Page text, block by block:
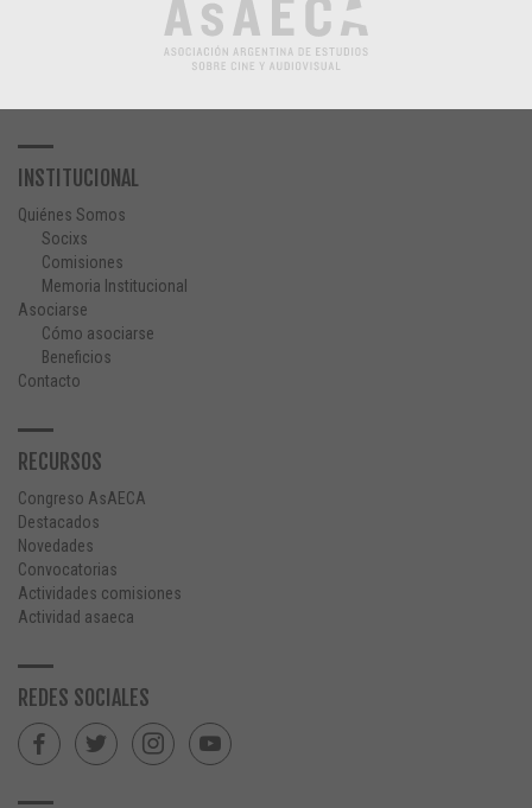
INSTITUCIONAL
Quiénes Somos
Socixs
Comisiones
Memoria Institucional
Asociarse
Cómo asociarse
Beneficios
Contacto
RECURSOS
Congreso AsAECA
Destacados
Novedades
Convocatorias
Actividades comisiones
Actividad asaeca
REDES SOCIALES